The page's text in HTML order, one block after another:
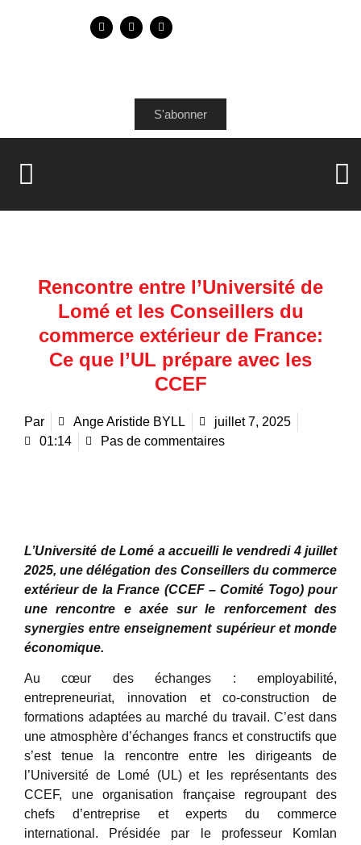
S'abonner
Rencontre entre l’Université de
Lomé et les Conseillers du
commerce extérieur de France:
Ce que l’UL prépare avec les
CCEF
Par Ange Aristide BYLL
juillet 7, 2025
01:14
Pas de commentaires
L’Université de Lomé a accueilli le vendredi 4 juillet
2025, une délégation des Conseillers du commerce
extérieur de la France (CCEF – Comité Togo) pour
une rencontre e axée sur le renforcement des
synergies entre enseignement supérieur et monde
économique.
Au cœur des échanges : employabilité,
entrepreneuriat, innovation et co-construction de
formations adaptées au marché du travail. C’est dans
une atmosphère d’échanges francs et constructifs que
s’est tenue la rencontre entre les dirigeants de
l’Université de Lomé (UL) et les représentants des
CCEF, une organisation française regroupant des
chefs d’entreprise et experts du commerce
international. Présidée par le professeur Komlan